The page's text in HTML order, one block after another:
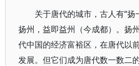
关于唐代的城市，古人有“扬
扬州，益即益州（今成都）。扬
代中国的经济富裕区，在唐代以
发展。但它们成为唐代数一数二